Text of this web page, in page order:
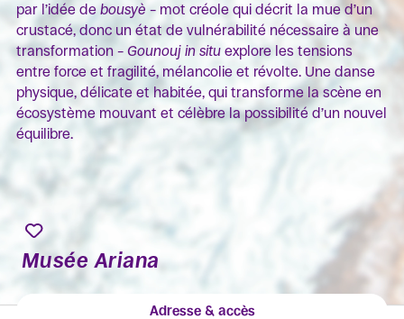
par l’idée de bousyè – mot créole qui décrit la mue d’un
crustacé, donc un état de vulnérabilité nécessaire à une
transformation – Gounouj in situ explore les tensions
entre force et fragilité, mélancolie et révolte. Une danse
physique, délicate et habitée, qui transforme la scène en
écosystème mouvant et célèbre la possibilité d’un nouvel
équilibre.
Musée Ariana
Adresse & accès